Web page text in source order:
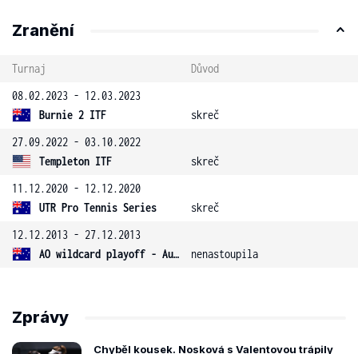
Zranění
Turnaj
Důvod
08.02.2023 - 12.03.2023
Burnie 2 ITF
skreč
27.09.2022 - 03.10.2022
Templeton ITF
skreč
11.12.2020 - 12.12.2020
UTR Pro Tennis Series
skreč
12.12.2013 - 27.12.2013
AO wildcard playoff - Austrálie
nenastoupila
Zprávy
Chyběl kousek. Nosková s Valentovou trápily